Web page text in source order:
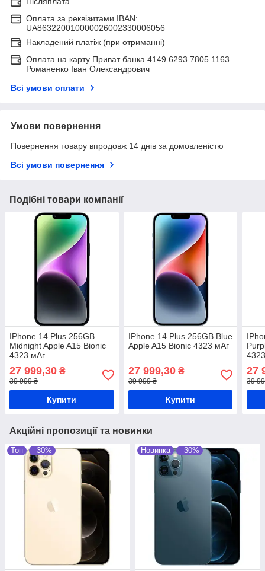
Оплата за реквізитами IBAN:
UA863220010000026002330006056
Накладений платіж (при отриманні)
Оплата на карту Приват банка 4149 6293 7805 1163
Романенко Іван Олександрович
Всі умови оплати
Умови повернення
Повернення товару впродовж 14 днів за домовленістю
Всі умови повернення
Подібні товари компанії
IPhone 14 Plus 256GB
Midnight Apple A15 Bionic
4323 мАг
27 999,30 ₴
39 999 ₴
Купити
IPhone 14 Plus 256GB Blue
Apple A15 Bionic 4323 мАг
27 999,30₴
39 999 ₴
Купити
27
39
Акційні пропозиції та новинки
Топ –30% Новинка –30%